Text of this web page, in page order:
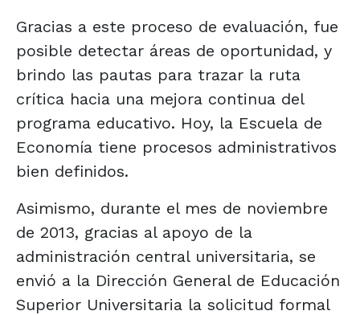
Gracias a este proceso de evaluación, fue
posible detectar áreas de oportunidad, y
brindo las pautas para trazar la ruta
crítica hacia una mejora continua del
programa educativo. Hoy, la Escuela de
Economía tiene procesos administrativos
bien definidos.
Asimismo, durante el mes de noviembre
de 2013, gracias al apoyo de la
administración central universitaria, se
envió a la Dirección General de Educación
Superior Universitaria la solicitud formal